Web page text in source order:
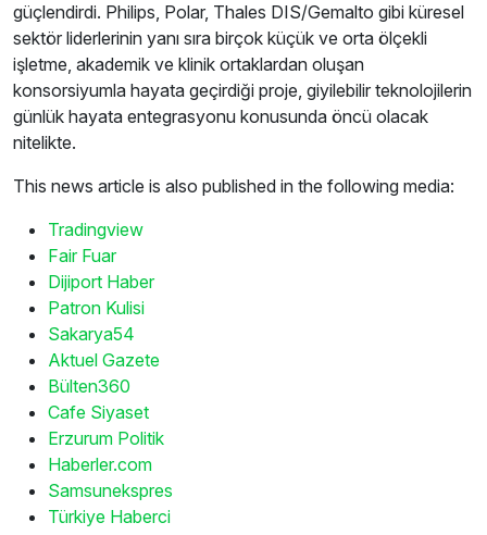
güçlendirdi. Philips, Polar, Thales DIS/Gemalto gibi küresel
sektör liderlerinin yanı sıra birçok küçük ve orta ölçekli
işletme, akademik ve klinik ortaklardan oluşan
konsorsiyumla hayata geçirdiği proje, giyilebilir teknolojilerin
günlük hayata entegrasyonu konusunda öncü olacak
nitelikte.
This news article is also published in the following media:
Tradingview
Fair Fuar
Dijiport Haber
Patron Kulisi
Sakarya54
Aktuel Gazete
Bülten360
Cafe Siyaset
Erzurum Politik
Haberler.com
Samsunekspres
Türkiye Haberci